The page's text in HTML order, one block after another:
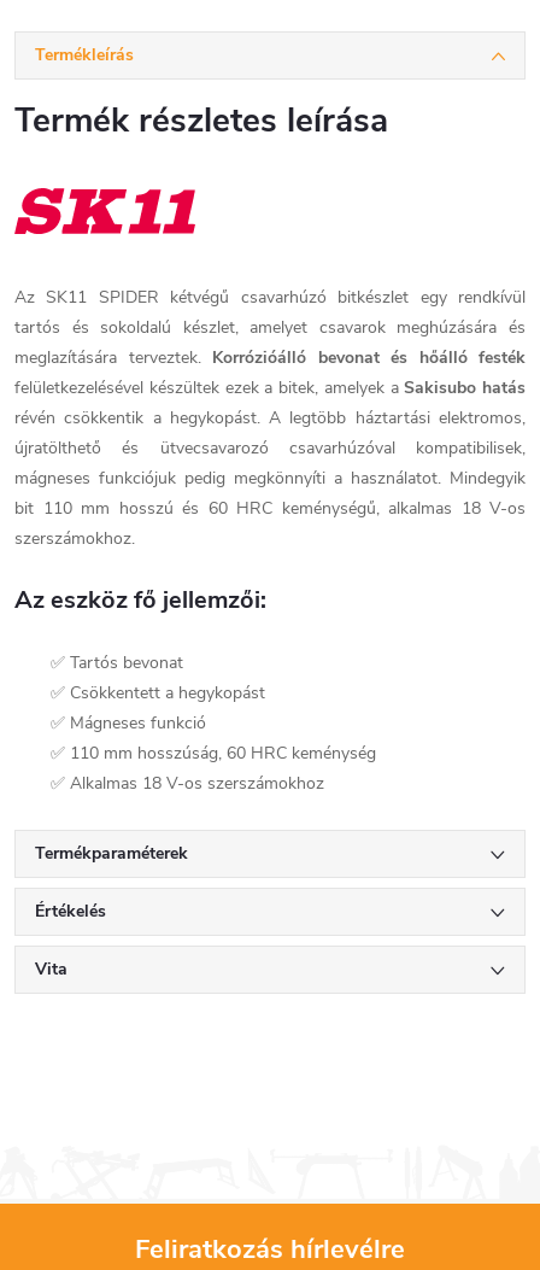
Termékleírás
Termék részletes leírása
Az SK11 SPIDER kétvégű csavarhúzó bitkészlet egy rendkívül
tartós és sokoldalú készlet, amelyet csavarok meghúzására és
meglazítására terveztek. Korrózióálló bevonat és hőálló festék
felületkezelésével készültek ezek a bitek, amelyek aSakisubo hatás
révén csökkentik a hegykopást. A legtöbb háztartási elektromos,
újratölthető és ütvecsavarozó csavarhúzóval kompatibilisek,
mágneses funkciójuk pedig megkönnyíti a használatot. Mindegyik
bit 110 mm hosszú és 60 HRC keménységű, alkalmas 18 V-os
szerszámokhoz.
Az eszköz fő jellemzői:
✅ Tartós bevonat
✅ Csökkentett a hegykopást
✅ Mágneses funkció
✅ 110 mm hosszúság, 60 HRC keménység
✅ Alkalmas 18 V-os szerszámokhoz
Termékparaméterek
Értékelés
Vita
Feliratkozás hírlevélre